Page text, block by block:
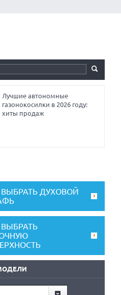
Лучшие автономные
газонокосилки в 2026 году:
хиты продаж
ДУХОВОЙ